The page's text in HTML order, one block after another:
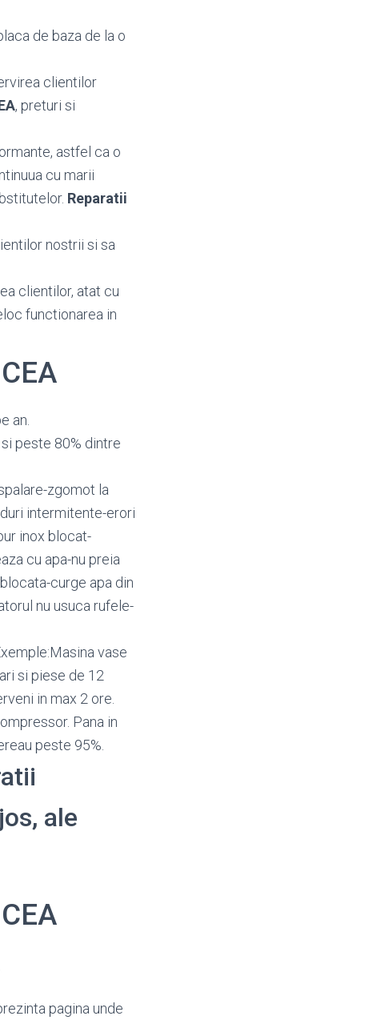
de baza de la o
clientilor
, preturi si
astfel ca o
cu marii
Reparatii
nostrii si sa
clientilor, atat cu
functionarea in
an.
peste 80% dintre
zgomot la
intermitente-erori
inox blocat-
cu apa-nu preia
curge apa din
nu usuca rufele-
vase
si piese de 12
in max 2 ore.
Pana in
peste 95%.
ale
pagina unde